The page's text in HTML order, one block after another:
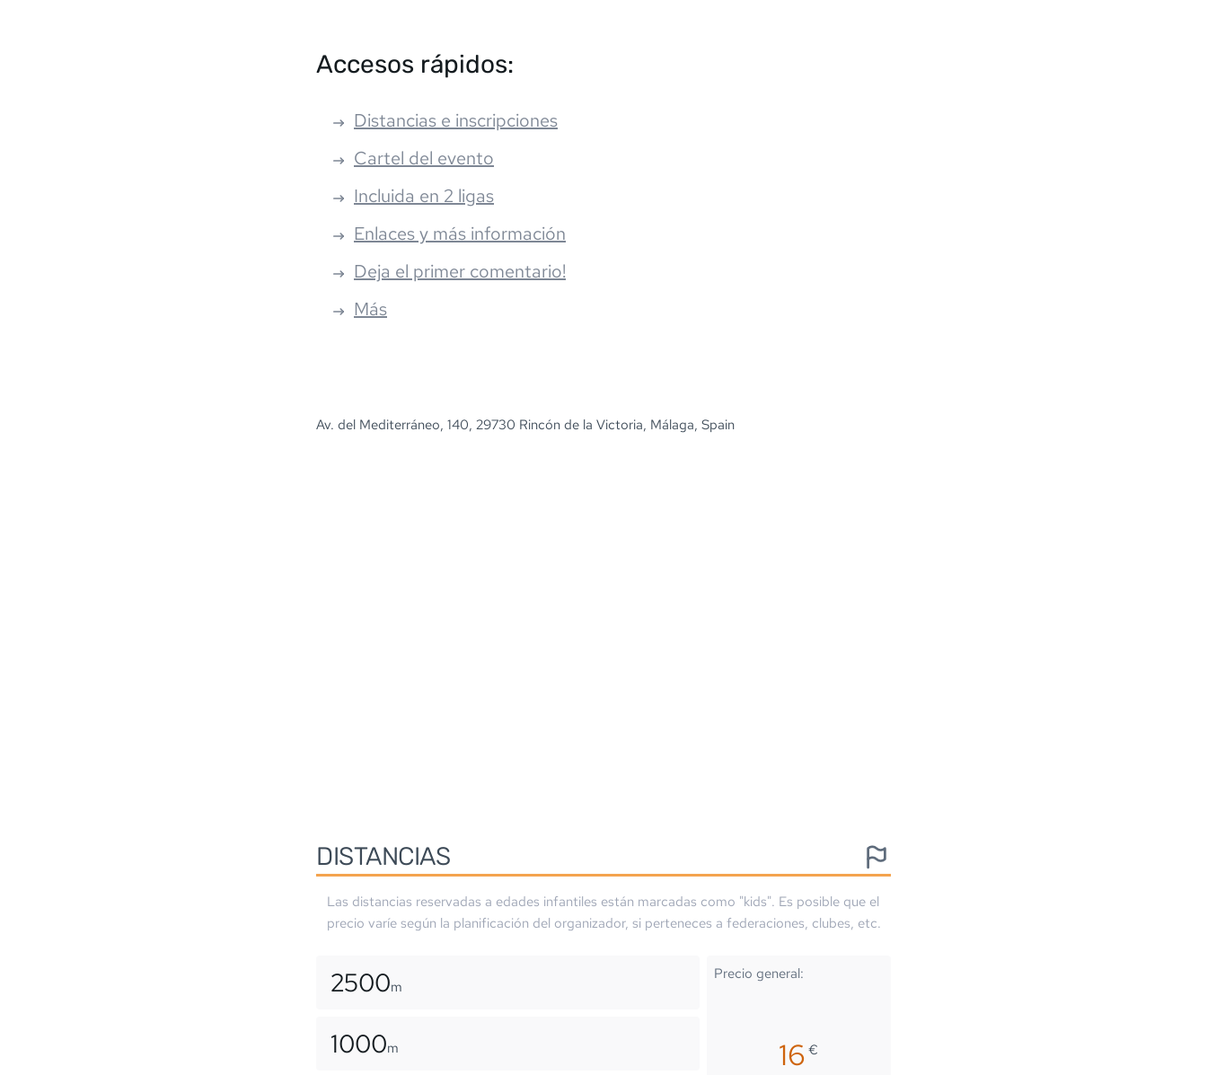
Accesos rápidos:
Distancias e inscripciones
Cartel del evento
Incluida en 2 ligas
Enlaces y más información
Deja el primer comentario!
Más
Av. del Mediterráneo, 140, 29730 Rincón de la Victoria, Málaga, Spain
DISTANCIAS
Las distancias reservadas a edades infantiles están marcadas como "kids". Es posible que el
precio varíe según la planificación del organizador, si perteneces a federaciones, clubes, etc.
2500m
1000m
Precio general:
16€